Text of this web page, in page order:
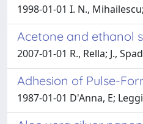
1998-01-01 I. N.,
Acetone and ethanol
2007-01-01 R., Rella; J.,
Adhesion of Pulse-
1987-01-01 D'Anna, E;